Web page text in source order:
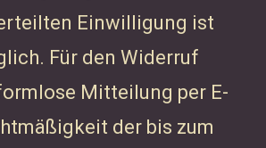
Einwilligung ist
Für den Widerruf
Mitteilung per E-
der bis zum